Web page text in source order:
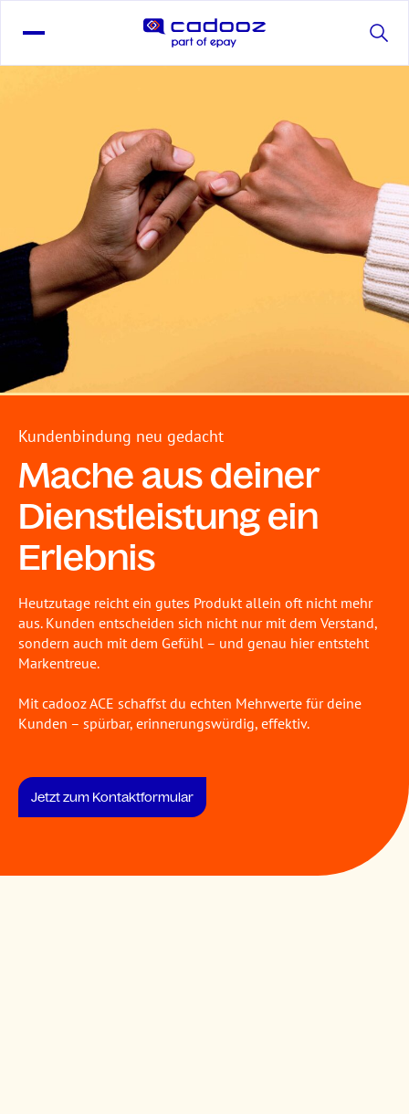
Kundenbindung neu gedacht
Mache aus deiner
Dienstleistung ein
Erlebnis
Heutzutage reicht ein gutes Produkt allein oft nicht mehr
aus. Kunden entscheiden sich nicht nur mit dem Verstand,
sondern auch mit dem Gefühl – und genau hier entsteht
Markentreue.
Mit cadooz ACE schaffst du echten Mehrwerte für deine
Kunden – spürbar, erinnerungswürdig, effektiv.
Jetzt zum Kontaktformular